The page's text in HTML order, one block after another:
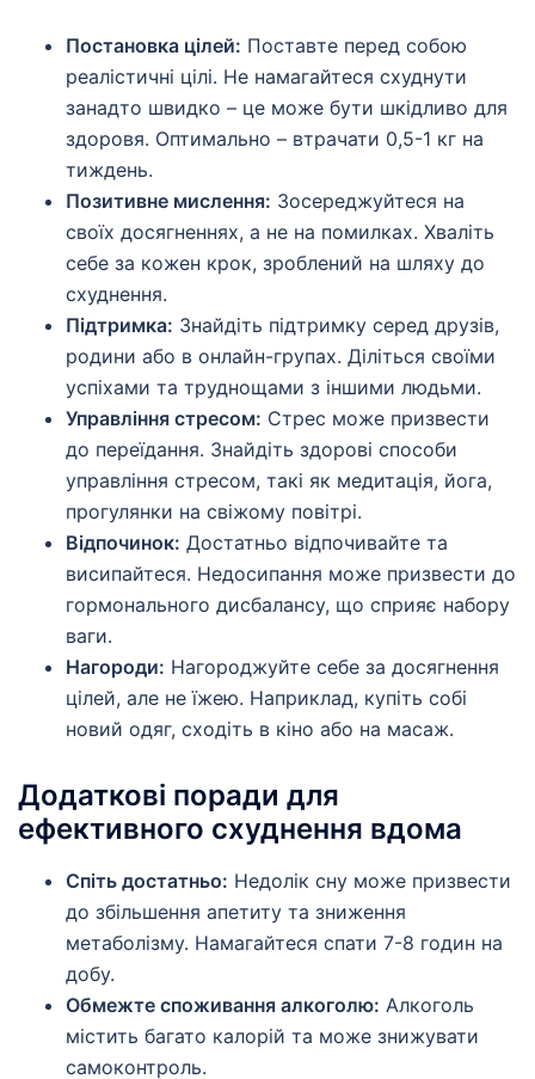
Постановка цілей: Поставте перед собою
реалістичні цілі. Не намагайтеся схуднути
занадто швидко – це може бути шкідливо для
здоровя. Оптимально – втрачати 0,5-1 кг на
тиждень.
Позитивне мислення: Зосереджуйтеся на
своїх досягненнях, а не на помилках. Хваліть
себе за кожен крок, зроблений на шляху до
схуднення.
Підтримка: Знайдіть підтримку серед друзів,
родини або в онлайн-групах. Діліться своїми
успіхами та труднощами з іншими людьми.
Управління стресом: Стрес може призвести
до переїдання. Знайдіть здорові способи
управління стресом, такі як медитація, йога,
прогулянки на свіжому повітрі.
Відпочинок: Достатньо відпочивайте та
висипайтеся. Недосипання може призвести до
гормонального дисбалансу, що сприяє набору
ваги.
Нагороди: Нагороджуйте себе за досягнення
цілей, але не їжею. Наприклад, купіть собі
новий одяг, сходіть в кіно або на масаж.
Додаткові поради для
ефективного схуднення вдома
Спіть достатньо: Недолік сну може призвести
до збільшення апетиту та зниження
метаболізму. Намагайтеся спати 7-8 годин на
добу.
Обмежте споживання алкоголю: Алкоголь
містить багато калорій та може знижувати
самоконтроль.